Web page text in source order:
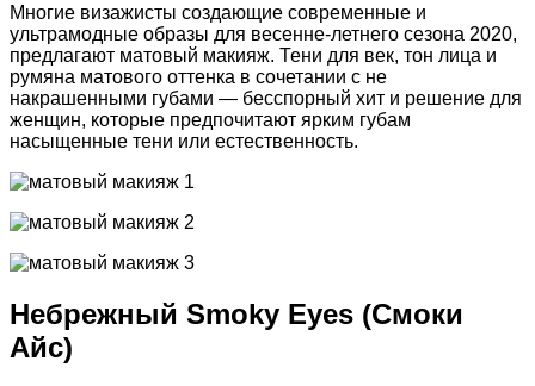
Многие визажисты создающие современные и
ультрамодные образы для весенне-летнего сезона 2020,
предлагают матовый макияж. Тени для век, тон лица и
румяна матового оттенка в сочетании с не
накрашенными губами — бесспорный хит и решение для
женщин, которые предпочитают ярким губам
насыщенные тени или естественность.
Небрежный Smoky Eyes (Смоки
Айс)